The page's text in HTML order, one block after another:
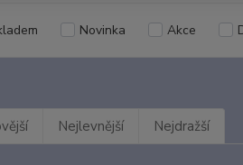
Novinka Akce
Nejlevnější Nejdražší